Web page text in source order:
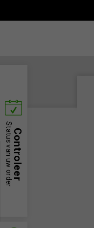
Controleer
Status van uw order